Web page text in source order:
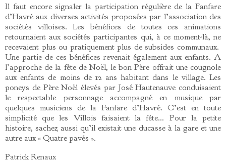
Il faut encore signaler la participation régulière de la Fanfare
d’Havré aux diverses activités proposées par l’association des
sociétés villoises. Les bénéfices de toutes ces animations
retournaient aux sociétés participantes qui, à ce moment-là, ne
recevaient plus ou pratiquement plus de subsides communaux.
Une partie de ces bénéfices revenait également aux enfants. A
l’approche de la fête de Noël, le bon Père offrait une cougnole
aux enfants de moins de 12 ans habitant dans le village. Les
poneys de Père Noël élevés par José Hautenauve conduisaient
le respectable personnage accompagné en musique par
quelques musiciens de la Fanfare d’Havré. C’est en toute
simplicité que les Villois faisaient la fête… Pour la petite
histoire, sachez aussi qu’il existait une ducasse à la gare et une
autre aux « Quatre pavés ».
Patrick Renaux